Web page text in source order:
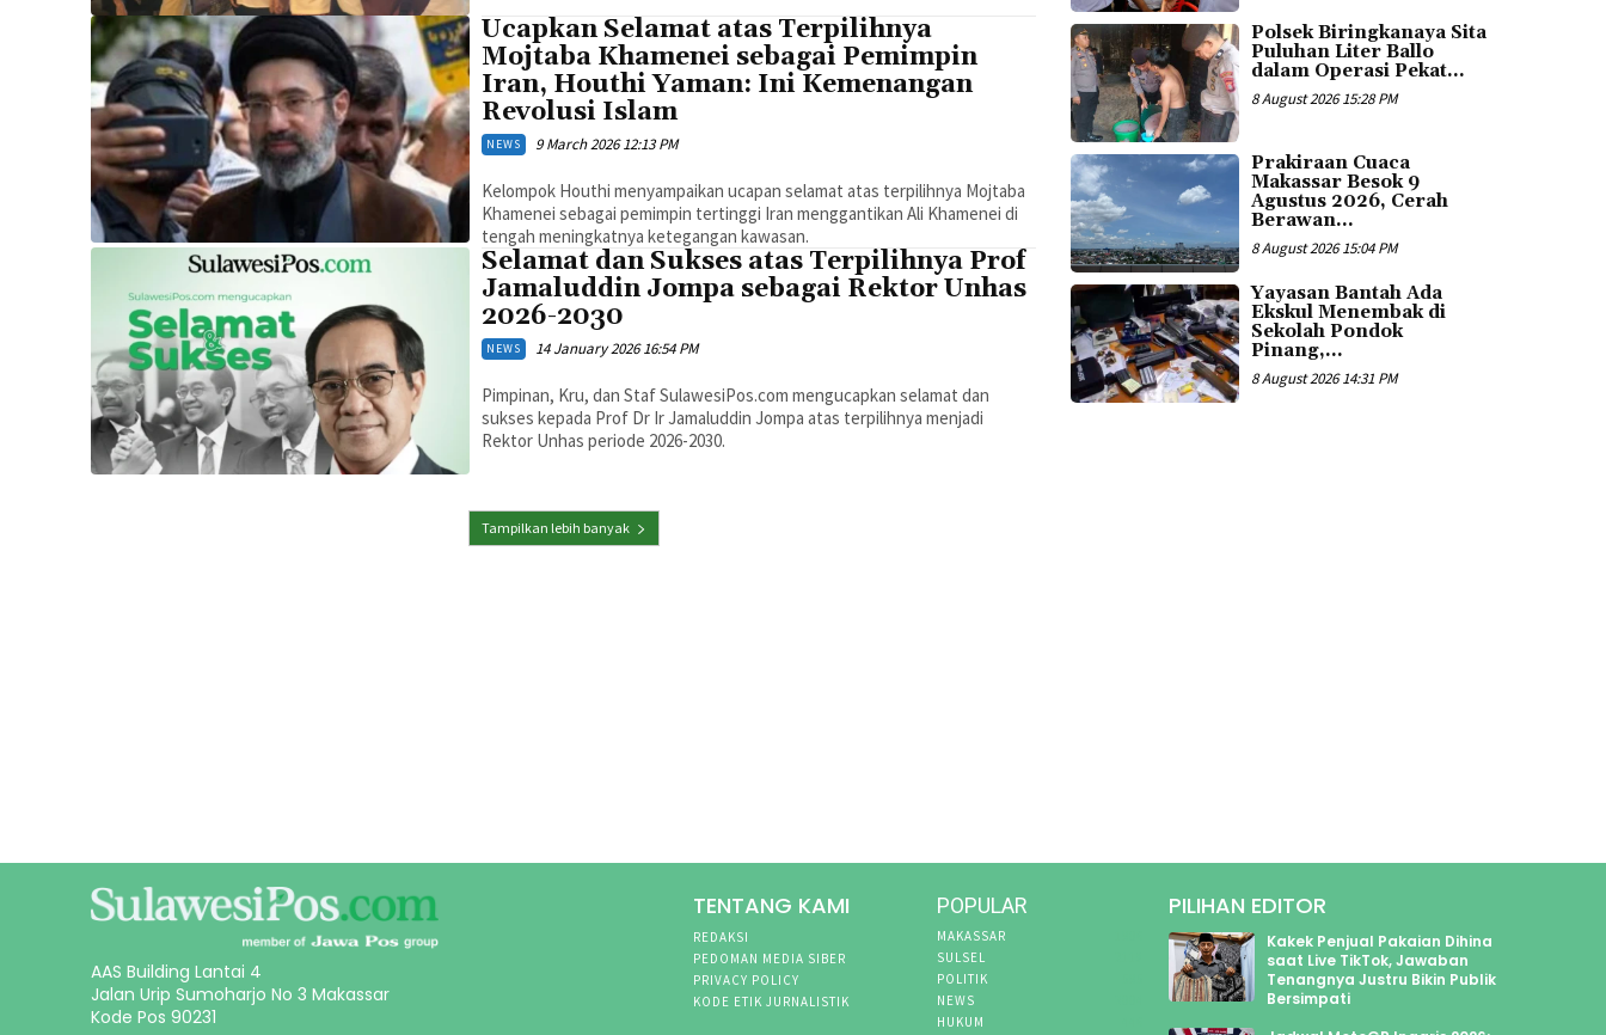
Ucapkan Selamat atas Terpilihnya
Mojtaba Khamenei sebagai Pemimpin
Iran, Houthi Yaman: Ini Kemenangan
Revolusi Islam
NEWS 9 March 2026 12:13 PM
Kelompok Houthi menyampaikan ucapan selamat atas terpilihnya Mojtaba
Khamenei sebagai pemimpin tertinggi Iran menggantikan Ali Khamenei di
tengah meningkatnya ketegangan kawasan.
Selamat dan Sukses atas Terpilihnya Prof
Jamaluddin Jompa sebagai Rektor Unhas
2026-2030
NEWS 14 January 2026 16:54 PM
Pimpinan, Kru, dan Staf SulawesiPos.com mengucapkan selamat dan
sukses kepada Prof Dr Ir Jamaluddin Jompa atas terpilihnya menjadi
Rektor Unhas periode 2026-2030.
Tampilkan lebih banyak
Polsek Biringkanaya Sita
Puluhan Liter Ballo
dalam Operasi Pekat...
8 August 2026 15:28 PM
Prakiraan Cuaca
Makassar Besok 9
Agustus 2026, Cerah
Berawan...
8 August 2026 15:04 PM
Yayasan Bantah Ada
Ekskul Menembak di
Sekolah Pondok
Pinang,...
8 August 2026 14:31 PM
AAS Building Lantai 4
Jalan Urip Sumoharjo No 3 Makassar
Kode Pos 90231
TENTANG KAMI
REDAKSI
PEDOMAN MEDIA SIBER
PRIVACY POLICY
KODE ETIK JURNALISTIK
POPULAR
MAKASSAR
SULSEL
POLITIK
NEWS
HUKUM
PILIHAN EDITOR
Kakek Penjual Pakaian Dihina
saat Live TikTok, Jawaban
Tenangnya Justru Bikin Publik
Bersimpati